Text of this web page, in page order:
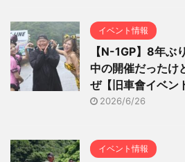
イベント情報
【N-1GP】8年ぶ
中の開催だったけ
ぜ【旧車會イベン
2026/6/26
イベント情報